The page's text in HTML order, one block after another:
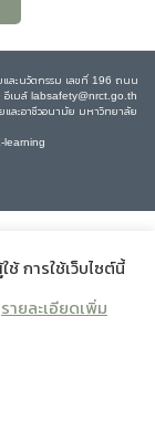
และนวัตกรรม เลขที่ 196 ถนน
อีเมล์ labsafety@nrct.go.th
ละอาชีวอนามัย มหาวิทยาลัย
learning
การใช้เว็บไซต์นี้
รายละเอียดเพิ่ม